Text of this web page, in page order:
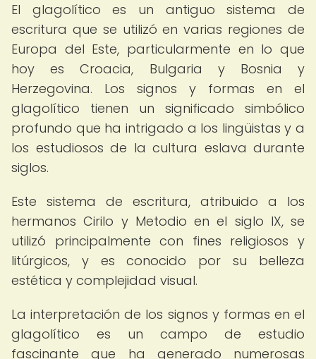
El glagolítico es un antiguo sistema de
escritura que se utilizó en varias regiones de
Europa del Este, particularmente en lo que
hoy es Croacia, Bulgaria y Bosnia y
Herzegovina. Los signos y formas en el
glagolítico tienen un significado simbólico
profundo que ha intrigado a los lingüistas y a
los estudiosos de la cultura eslava durante
siglos.
Este sistema de escritura, atribuido a los
hermanos Cirilo y Metodio en el siglo IX, se
utilizó principalmente con fines religiosos y
litúrgicos, y es conocido por su belleza
estética y complejidad visual.
La interpretación de los signos y formas en el
glagolítico es un campo de estudio
fascinante que ha generado numerosas